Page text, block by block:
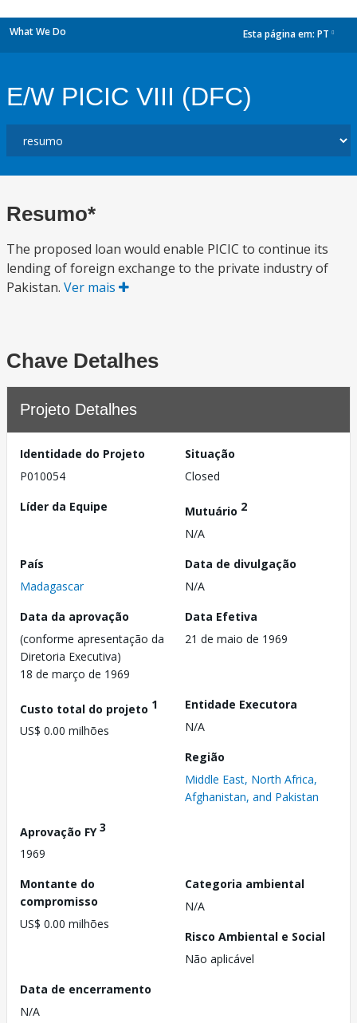
What We Do Esta página em: PT
E/W PICIC VIII (DFC)
Resumo*
The proposed loan would enable PICIC to continue its
lending of foreign exchange to the private industry of
Pakistan. Ver mais
Chave Detalhes
Projeto Detalhes
Identidade do Projeto
P010054
Situação
Closed
Líder da Equipe
Mutuário 2
N/A
País
Madagascar
Data de divulgação
N/A
Data da aprovação
(conforme apresentação da
Diretoria Executiva)
18 de março de 1969
Data Efetiva
21 de maio de 1969
Custo total do projeto 1
US$ 0.00 milhões
Entidade Executora
N/A
Região
Middle East, North Africa,
Afghanistan, and Pakistan
Aprovação FY3
1969
Montante do
compromisso
US$ 0.00 milhões
Categoria ambiental
N/A
Risco Ambiental e Social
Não aplicável
Data de encerramento
N/A